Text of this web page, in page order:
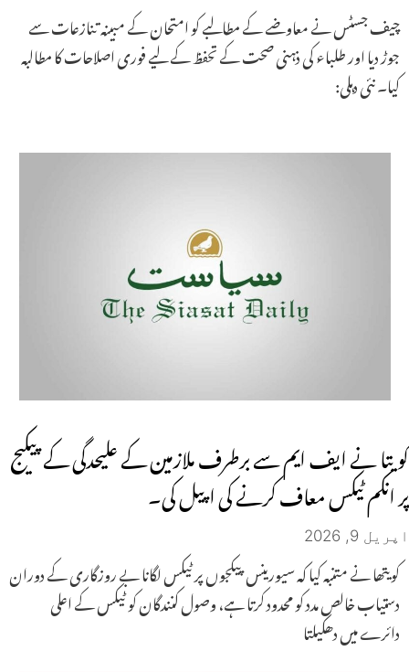
چیف جسٹس نے معاوضے کے مطالبے کو امتحان کے مبینہ تنازعات سے
جوڑ دیا اور طلباء کی ذہنی صحت کے تحفظ کے لیے فوری اصلاحات کا مطالبہ
کیا۔ نئی دہلی:
کویتا نے ایف ایم سے برطرف ملازمین کے علیحدگی کے پیکیج
پر انکم ٹیکس معاف کرنے کی اپیل کی۔
اپریل 9, 2026
کویتھا نے متنبہ کیا کہ سیورینس پیکجوں پر ٹیکس لگانا بے روزگاری کے دوران
دستیاب خالص مدد کو محدود کرتا ہے، وصول کنندگان کو ٹیکس کے اعلی
دائرے میں دھکیلتا